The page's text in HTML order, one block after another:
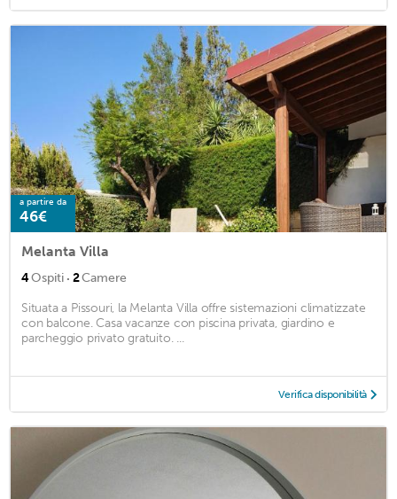
a partire da
46€
Melanta Villa
4Ospiti · 2Camere
Situata a Pissouri, la Melanta Villa offre sistemazioni climatizzate
con balcone. Casa vacanze con piscina privata, giardino e
parcheggio privato gratuito. ...
Verifica disponibilità